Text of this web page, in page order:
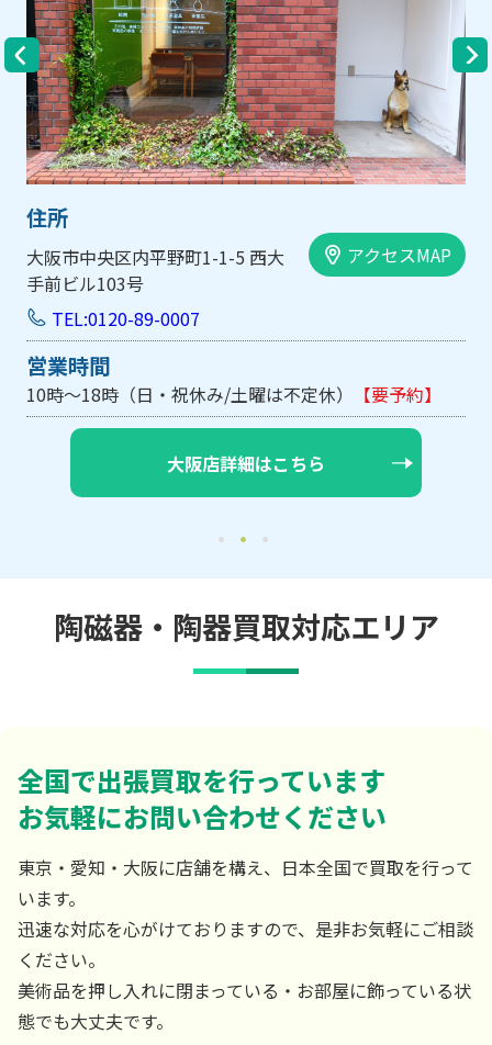
住所
大阪市中央区内平野町1-1-5 西大
手前ビル103号
アクセスMAP
TEL:0120-89-0007
営業時間
10時～18時（日・祝休み/土曜は不定休） 【要予約】
大阪店詳細はこちら
陶磁器・陶器買取対応エリア
全国で出張買取を行っています
お気軽にお問い合わせください
東京・愛知・大阪に店舗を構え、日本全国で買取を行って
います。
迅速な対応を心がけておりますので、是非お気軽にご相談
ください。
美術品を押し入れに閉まっている・お部屋に飾っている状
態でも大丈夫です。